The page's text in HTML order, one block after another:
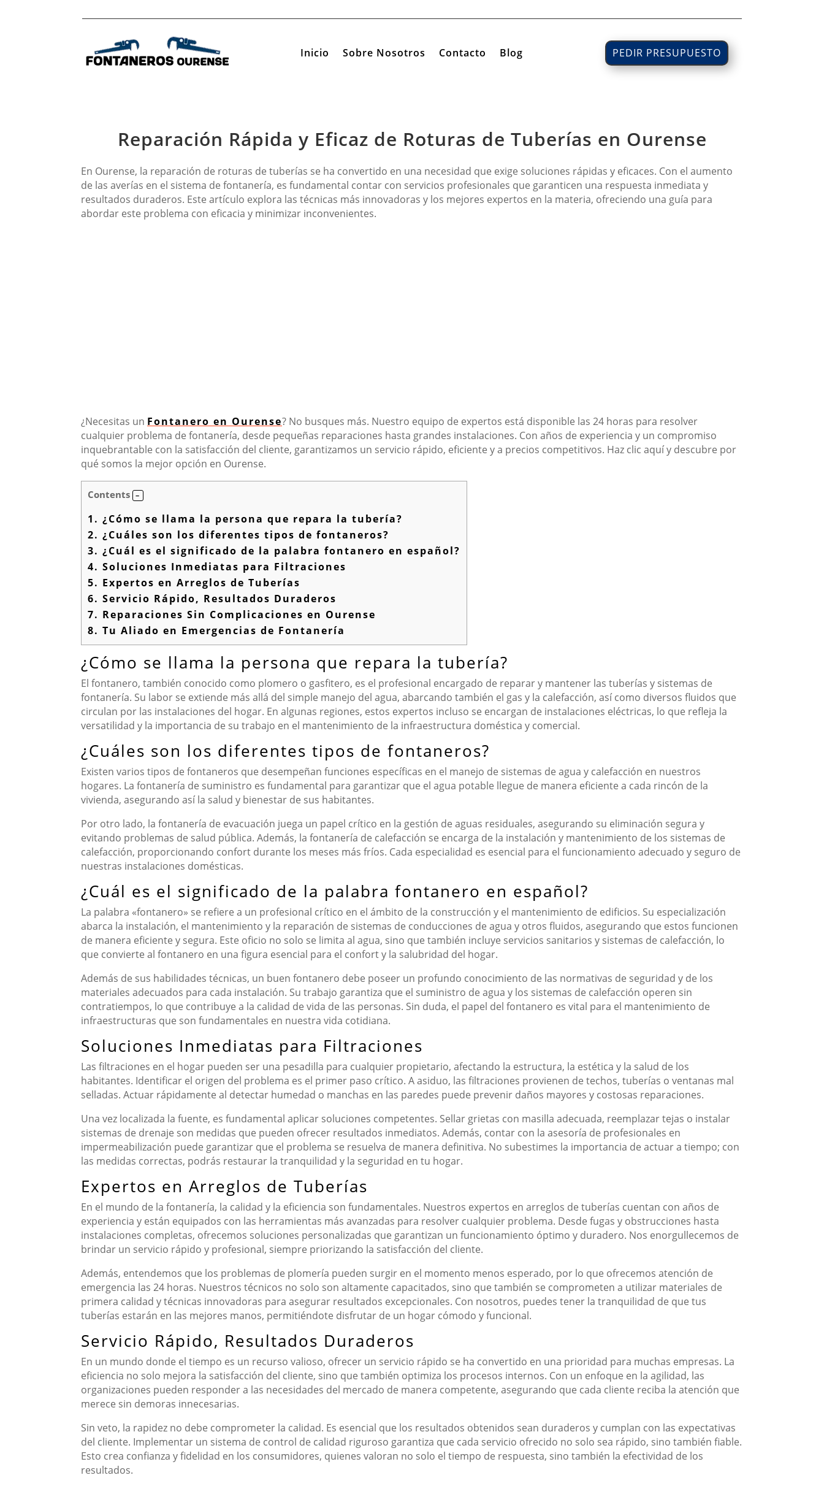
Inicio Sobre Nosotros Contacto Blog PEDIR PRESUPUESTO
Reparación Rápida y Eficaz de Roturas de Tuberías en Ourense
En Ourense, la reparación de roturas de tuberías se ha convertido en una necesidad que exige soluciones rápidas y eficaces. Con el aumento
de las averías en el sistema de fontanería, es fundamental contar con servicios profesionales que garanticen una respuesta inmediata y
resultados duraderos. Este artículo explora las técnicas más innovadoras y los mejores expertos en la materia, ofreciendo una guía para
abordar este problema con eficacia y minimizar inconvenientes.
¿Necesitas un Fontanero en Ourense? No busques más. Nuestro equipo de expertos está disponible las 24 horas para resolver
cualquier problema de fontanería, desde pequeñas reparaciones hasta grandes instalaciones. Con años de experiencia y un compromiso
inquebrantable con la satisfacción del cliente, garantizamos un servicio rápido, eficiente y a precios competitivos. Haz clic aquí y descubre por
qué somos la mejor opción en Ourense.
Contents
1. ¿Cómo se llama la persona que repara la tubería?
2. ¿Cuáles son los diferentes tipos de fontaneros?
3. ¿Cuál es el significado de la palabra fontanero en español?
4. Soluciones Inmediatas para Filtraciones
5. Expertos en Arreglos de Tuberías
6. Servicio Rápido, Resultados Duraderos
7. Reparaciones Sin Complicaciones en Ourense
8. Tu Aliado en Emergencias de Fontanería
¿Cómo se llama la persona que repara la tubería?
El fontanero, también conocido como plomero o gasfitero, es el profesional encargado de reparar y mantener las tuberías y sistemas de
fontanería. Su labor se extiende más allá del simple manejo del agua, abarcando también el gas y la calefacción, así como diversos fluidos que
circulan por las instalaciones del hogar. En algunas regiones, estos expertos incluso se encargan de instalaciones eléctricas, lo que refleja la
versatilidad y la importancia de su trabajo en el mantenimiento de la infraestructura doméstica y comercial.
¿Cuáles son los diferentes tipos de fontaneros?
Existen varios tipos de fontaneros que desempeñan funciones específicas en el manejo de sistemas de agua y calefacción en nuestros
hogares. La fontanería de suministro es fundamental para garantizar que el agua potable llegue de manera eficiente a cada rincón de la
vivienda, asegurando así la salud y bienestar de sus habitantes.
Por otro lado, la fontanería de evacuación juega un papel crítico en la gestión de aguas residuales, asegurando su eliminación segura y
evitando problemas de salud pública. Además, la fontanería de calefacción se encarga de la instalación y mantenimiento de los sistemas de
calefacción, proporcionando confort durante los meses más fríos. Cada especialidad es esencial para el funcionamiento adecuado y seguro de
nuestras instalaciones domésticas.
¿Cuál es el significado de la palabra fontanero en español?
La palabra «fontanero» se refiere a un profesional crítico en el ámbito de la construcción y el mantenimiento de edificios. Su especialización
abarca la instalación, el mantenimiento y la reparación de sistemas de conducciones de agua y otros fluidos, asegurando que estos funcionen
de manera eficiente y segura. Este oficio no solo se limita al agua, sino que también incluye servicios sanitarios y sistemas de calefacción, lo
que convierte al fontanero en una figura esencial para el confort y la salubridad del hogar.
Además de sus habilidades técnicas, un buen fontanero debe poseer un profundo conocimiento de las normativas de seguridad y de los
materiales adecuados para cada instalación. Su trabajo garantiza que el suministro de agua y los sistemas de calefacción operen sin
contratiempos, lo que contribuye a la calidad de vida de las personas. Sin duda, el papel del fontanero es vital para el mantenimiento de
infraestructuras que son fundamentales en nuestra vida cotidiana.
Soluciones Inmediatas para Filtraciones
Las filtraciones en el hogar pueden ser una pesadilla para cualquier propietario, afectando la estructura, la estética y la salud de los
habitantes. Identificar el origen del problema es el primer paso crítico. A asiduo, las filtraciones provienen de techos, tuberías o ventanas mal
selladas. Actuar rápidamente al detectar humedad o manchas en las paredes puede prevenir daños mayores y costosas reparaciones.
Una vez localizada la fuente, es fundamental aplicar soluciones competentes. Sellar grietas con masilla adecuada, reemplazar tejas o instalar
sistemas de drenaje son medidas que pueden ofrecer resultados inmediatos. Además, contar con la asesoría de profesionales en
impermeabilización puede garantizar que el problema se resuelva de manera definitiva. No subestimes la importancia de actuar a tiempo; con
las medidas correctas, podrás restaurar la tranquilidad y la seguridad en tu hogar.
Expertos en Arreglos de Tuberías
En el mundo de la fontanería, la calidad y la eficiencia son fundamentales. Nuestros expertos en arreglos de tuberías cuentan con años de
experiencia y están equipados con las herramientas más avanzadas para resolver cualquier problema. Desde fugas y obstrucciones hasta
instalaciones completas, ofrecemos soluciones personalizadas que garantizan un funcionamiento óptimo y duradero. Nos enorgullecemos de
brindar un servicio rápido y profesional, siempre priorizando la satisfacción del cliente.
Además, entendemos que los problemas de plomería pueden surgir en el momento menos esperado, por lo que ofrecemos atención de
emergencia las 24 horas. Nuestros técnicos no solo son altamente capacitados, sino que también se comprometen a utilizar materiales de
primera calidad y técnicas innovadoras para asegurar resultados excepcionales. Con nosotros, puedes tener la tranquilidad de que tus
tuberías estarán en las mejores manos, permitiéndote disfrutar de un hogar cómodo y funcional.
Servicio Rápido, Resultados Duraderos
En un mundo donde el tiempo es un recurso valioso, ofrecer un servicio rápido se ha convertido en una prioridad para muchas empresas. La
eficiencia no solo mejora la satisfacción del cliente, sino que también optimiza los procesos internos. Con un enfoque en la agilidad, las
organizaciones pueden responder a las necesidades del mercado de manera competente, asegurando que cada cliente reciba la atención que
merece sin demoras innecesarias.
Sin veto, la rapidez no debe comprometer la calidad. Es esencial que los resultados obtenidos sean duraderos y cumplan con las expectativas
del cliente. Implementar un sistema de control de calidad riguroso garantiza que cada servicio ofrecido no solo sea rápido, sino también fiable.
Esto crea confianza y fidelidad en los consumidores, quienes valoran no solo el tiempo de respuesta, sino también la efectividad de los
resultados.